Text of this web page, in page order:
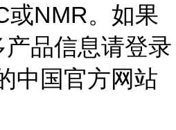
或NMR。如果
品信息请登录
中国官方网站